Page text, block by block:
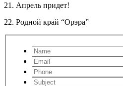
21. Апрель придет!
22. Родной край “Орэра”